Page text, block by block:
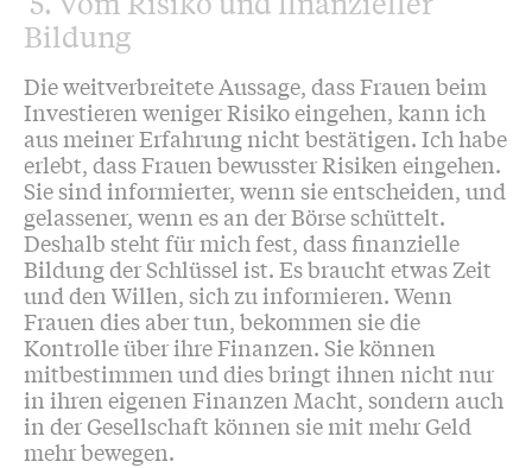
Bildung
Die weitverbreitete Aussage, dass Frauen beim
Investieren weniger Risiko eingehen, kann ich
aus meiner Erfahrung nicht bestätigen. Ich habe
erlebt, dass Frauen bewusster Risiken eingehen.
Sie sind informierter, wenn sie entscheiden, und
gelassener, wenn es an der Börse schüttelt.
Deshalb steht für mich fest, dass finanzielle
Bildung der Schlüssel ist. Es braucht etwas Zeit
und den Willen, sich zu informieren. Wenn
Frauen dies aber tun, bekommen sie die
Kontrolle über ihre Finanzen. Sie können
mitbestimmen und dies bringt ihnen nicht nur
in ihren eigenen Finanzen Macht, sondern auch
in der Gesellschaft können sie mit mehr Geld
mehr bewegen.